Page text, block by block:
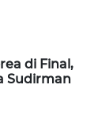
di Final,
Sudirman